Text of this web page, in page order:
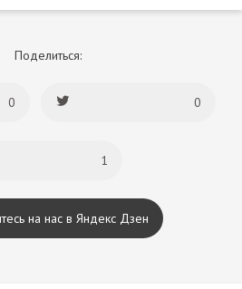
Поделиться:
0 0
1
на нас в Яндекс Дзен